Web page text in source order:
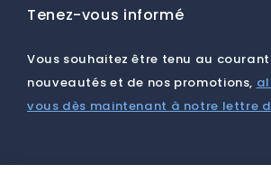
BV
BV
BV
Tenez-vous informé
Vous souhaitez être tenu au
nouveautés et de nos promotions,
vous dès maintenant à notre lettre